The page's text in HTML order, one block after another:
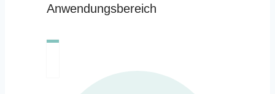
Anwendungsbereich